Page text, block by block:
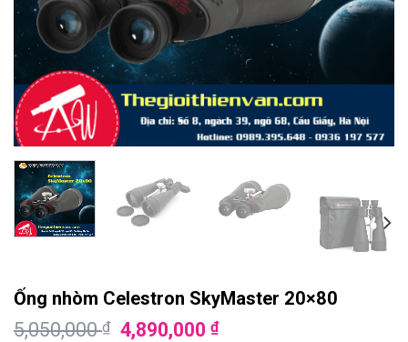
Ống nhòm Celestron SkyMaster 20×80
5,050,000₫ 4,890,000₫